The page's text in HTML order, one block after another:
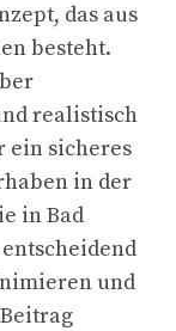
das aus
besteht.
realistisch
ein sicheres
in der
in Bad
und